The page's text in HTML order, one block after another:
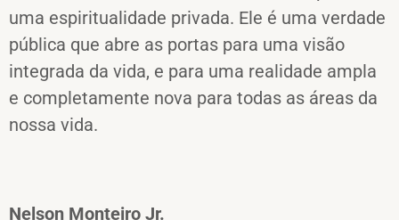
uma espiritualidade privada. Ele é uma verdade
pública que abre as portas para uma visão
integrada da vida, e para uma realidade ampla
e completamente nova para todas as áreas da
nossa vida.
Nelson Monteiro Jr.